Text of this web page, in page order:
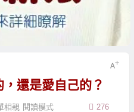
還是愛自己的？
相親 276
閱讀模式